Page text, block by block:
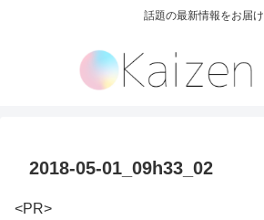
話題の最新情報をお届け
2018-05-01_09h33_02
<PR>